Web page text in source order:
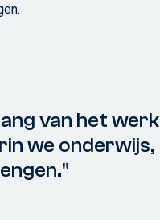
van het werk
we onderwijs,